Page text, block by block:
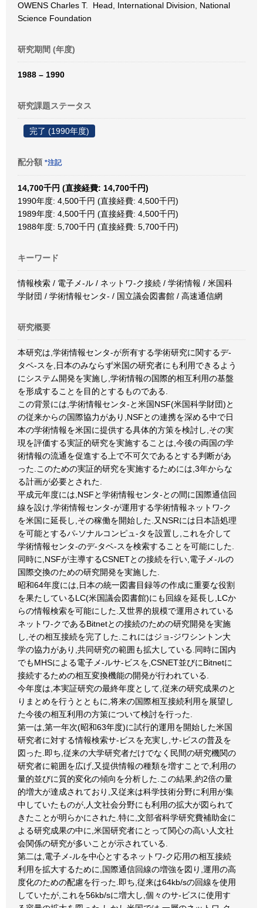
OWENS Charles T. Head, International Division, National
Science Foundation
研究期間 (年度)
1988 – 1990
研究課題ステータス
完了 (1990年度)
配分額 *注記
14,700千円 (直接経費: 14,700千円)
1990年度: 4,500千円 (直接経費: 4,500千円)
1989年度: 4,500千円 (直接経費: 4,500千円)
1988年度: 5,700千円 (直接経費: 5,700千円)
キーワード
情報検索 / 電子メ-ル / ネットワ-ク接続 / 学術情報 / 米国科
学財団 / 学術情報センタ- / 国立議会図書館 / 高速通信網
研究概要
本研究は,学術情報センタ-が所有する学術研究に関するデ-
タベ-スを,日本のみならず米国の研究者にも利用できるよう
にシステム開発を実施し,学術情報の国際的相互利用の基盤
を形成することを目的とするものである.
この背景には,学術情報センタ-と米国NSF(米国科学財団)と
の従来からの国際協力があり,NSFとの連携を深める中で日
本の学術情報を米国に提供する具体的方策を検討し,その実
現を評価する実証的研究を実施することは,今後の両国の学
術情報の流通を促進する上で不可欠であるとする判断があ
った.このための実証的研究を実施するためには,3年からな
る計画が必要とされた.
平成元年度には,NSFと学術情報センタ-との間に国際通信回
線を設け,学術情報センタ-が運用する学術情報ネットワ-ク
を米国に延長し,その稼働を開始した.又NSRには日本語処理
を可能とするパ-ソナルコンピュ-タを設置し,これを介して
学術情報センタ-のデ-タベ-スを検索することを可能にした.
同時に,NSFが主導するCSNETとの接続を行い,電子メ-ルの
国際交換のための研究開発を実施した.
昭和64年度には,日本の統一図書目録等の作成に重要な役割
を果たしているLC(米国議会図書館)にも回線を延長し,LCか
らの情報検索を可能にした.又世界的規模で運用されている
ネットワ-クであるBitnetとの接続のための研究開発を実施
し,その相互接続を完了した.これにはジョ-ジワシントン大
学の協力があり,共同研究の範囲も拡大している.同時に国内
でもMHSによる電子メ-ルサ-ビスを,CSNET並びにBitnetに
接続するための相互変換機能の開発が行われている.
今年度は,本実証研究の最終年度として,従来の研究成果のと
りまとめを行うとともに,将来の国際相互接続利用を展望し
た今後の相互利用の方策について検討を行った.
第一は,第一年次(昭和63年度)に試行的運用を開始した米国
研究者に対する情報検索サ-ビスを充実し,サ-ビスの普及を
図った.即ち,従来の大学研究者だけでなく民間の研究機関の
研究者に範囲を広げ,又提供情報の種類を増すことで,利用の
量的並びに質的変化の傾向を分析した.この結果,約2倍の量
的増大が達成されており,又従来は科学技術分野に利用が集
中していたものが,人文社会分野にも利用の拡大が図られて
きたことが明らかにされた.特に,文部省科学研究費補助金に
よる研究成果の中に,米国研究者にとって関心の高い人文社
会関係の研究が多いことが示されている.
第二は,電子メ-ルを中心とするネットワ-ク応用の相互接続
利用を拡大するために,国際通信回線の増強を図り,運用の高
度化のための配慮を行った.即ち,従来は64kb/sの回線を使用
していたが,これを56kb/sに増大し,個々のサ-ビスに使用す